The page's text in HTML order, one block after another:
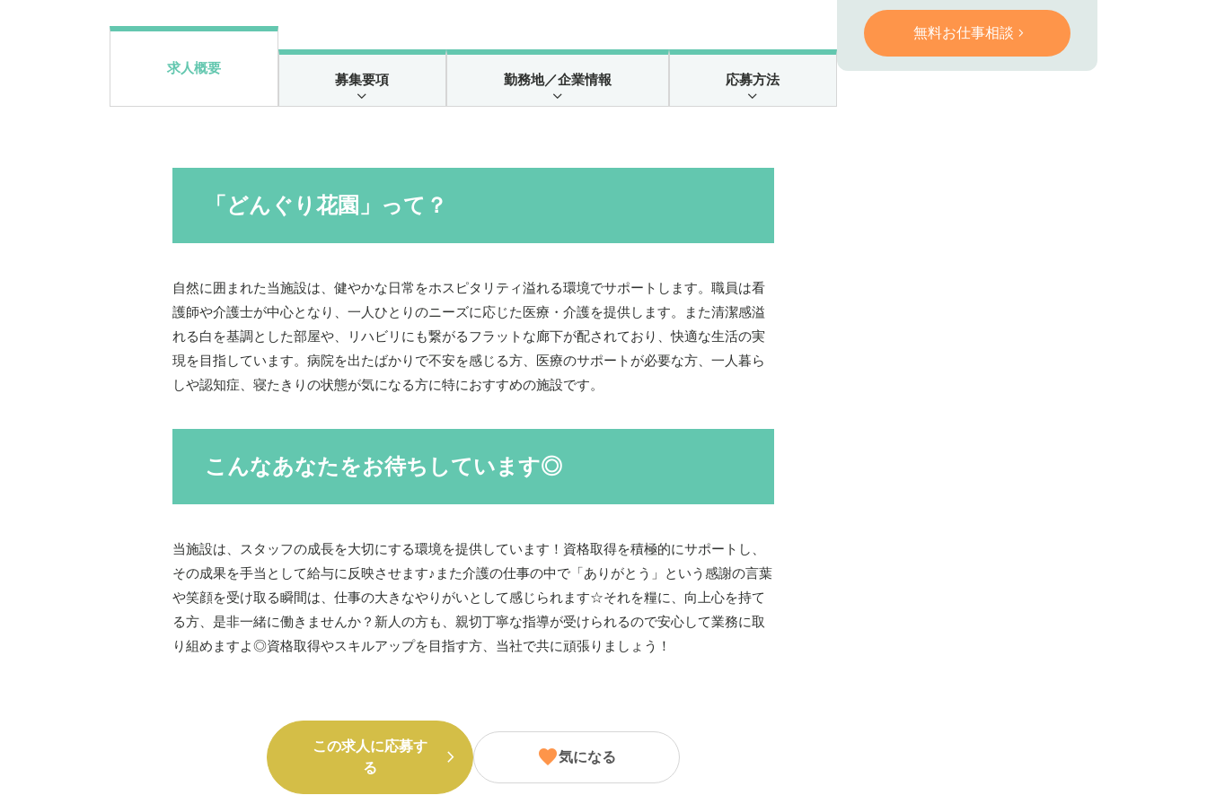
求人概要
募集要項 勤務地／企業情報 応募方法
「どんぐり花園」って？
自然に囲まれた当施設は、健やかな日常をホスピタリティ溢れる環境でサポートします。職員は看
護師や介護士が中心となり、一人ひとりのニーズに応じた医療・介護を提供します。また清潔感溢
れる白を基調とした部屋や、リハビリにも繋がるフラットな廊下が配されており、快適な生活の実
現を目指しています。病院を出たばかりで不安を感じる方、医療のサポートが必要な方、一人暮ら
しや認知症、寝たきりの状態が気になる方に特におすすめの施設です。
こんなあなたをお待ちしています◎
当施設は、スタッフの成長を大切にする環境を提供しています！資格取得を積極的にサポートし、
その成果を手当として給与に反映させます♪また介護の仕事の中で「ありがとう」という感謝の言葉
や笑顔を受け取る瞬間は、仕事の大きなやりがいとして感じられます☆それを糧に、向上心を持て
る方、是非一緒に働きませんか？新人の方も、親切丁寧な指導が受けられるので安心して業務に取
り組めますよ◎資格取得やスキルアップを目指す方、当社で共に頑張りましょう！
この求人に応募す
る
気になる
無料お仕事相談